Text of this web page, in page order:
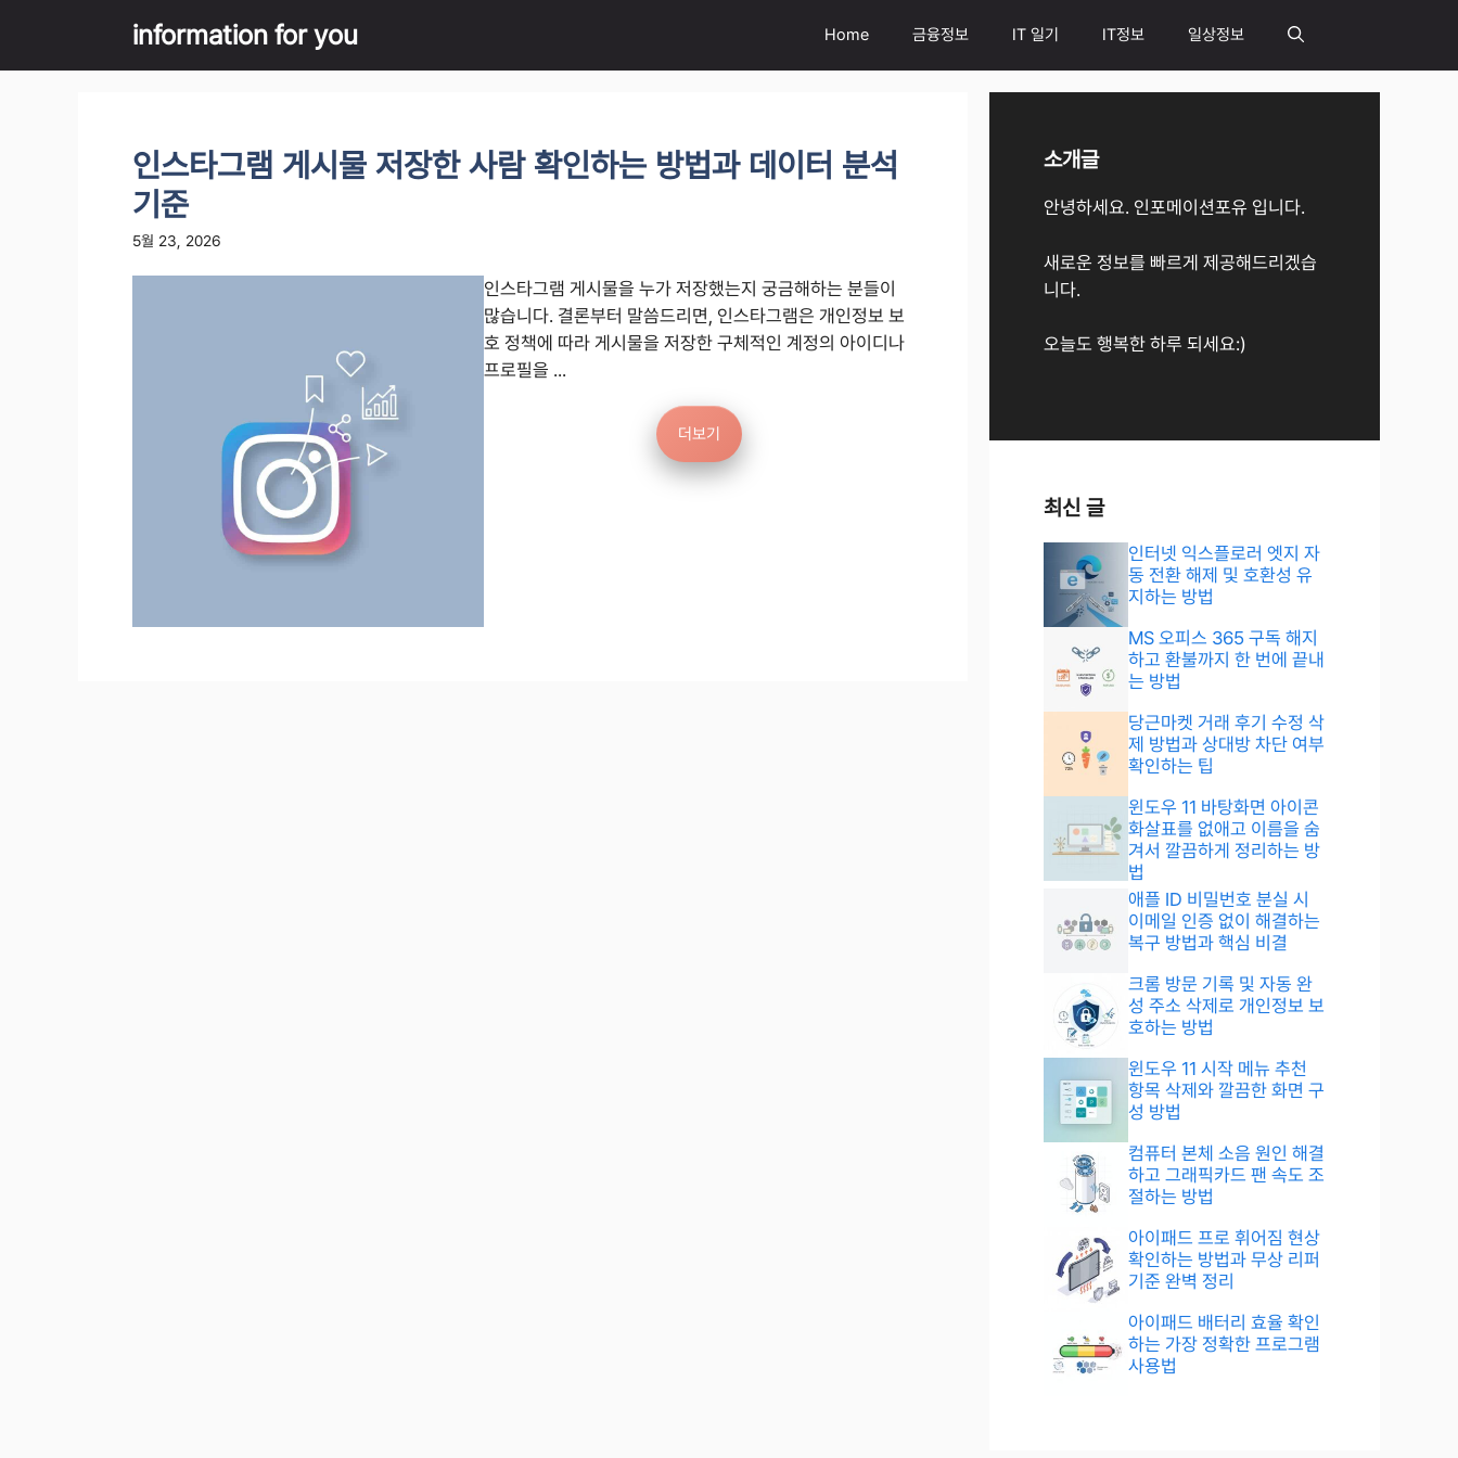
content
information for you Home 금융정보 IT 일기 IT정보 일상정보
인스타그램 게시물 저장한 사람 확인하는 방법과 데이터 분석
기준
5월 23, 2026
인스타그램 게시물을 누가 저장했는지 궁금해하는 분들이
많습니다. 결론부터 말씀드리면, 인스타그램은 개인정보 보
호 정책에 따라 게시물을 저장한 구체적인 계정의 아이디나
프로필을 ...
더보기
소개글
안녕하세요. 인포메이션포유 입니다.
새로운 정보를 빠르게 제공해드리겠습
니다.
오늘도 행복한 하루 되세요:)
최신 글
인터넷 익스플로러 엣지 자
동 전환 해제 및 호환성 유
지하는 방법
MS 오피스 365 구독 해지
하고 환불까지 한 번에 끝내
는 방법
당근마켓 거래 후기 수정 삭
제 방법과 상대방 차단 여부
확인하는 팁
윈도우 11 바탕화면 아이콘
화살표를 없애고 이름을 숨
겨서 깔끔하게 정리하는 방
법
애플 ID 비밀번호 분실 시
이메일 인증 없이 해결하는
복구 방법과 핵심 비결
크롬 방문 기록 및 자동 완
성 주소 삭제로 개인정보 보
호하는 방법
윈도우 11 시작 메뉴 추천
항목 삭제와 깔끔한 화면 구
성 방법
컴퓨터 본체 소음 원인 해결
하고 그래픽카드 팬 속도 조
절하는 방법
아이패드 프로 휘어짐 현상
확인하는 방법과 무상 리퍼
기준 완벽 정리
아이패드 배터리 효율 확인
하는 가장 정확한 프로그램
사용법